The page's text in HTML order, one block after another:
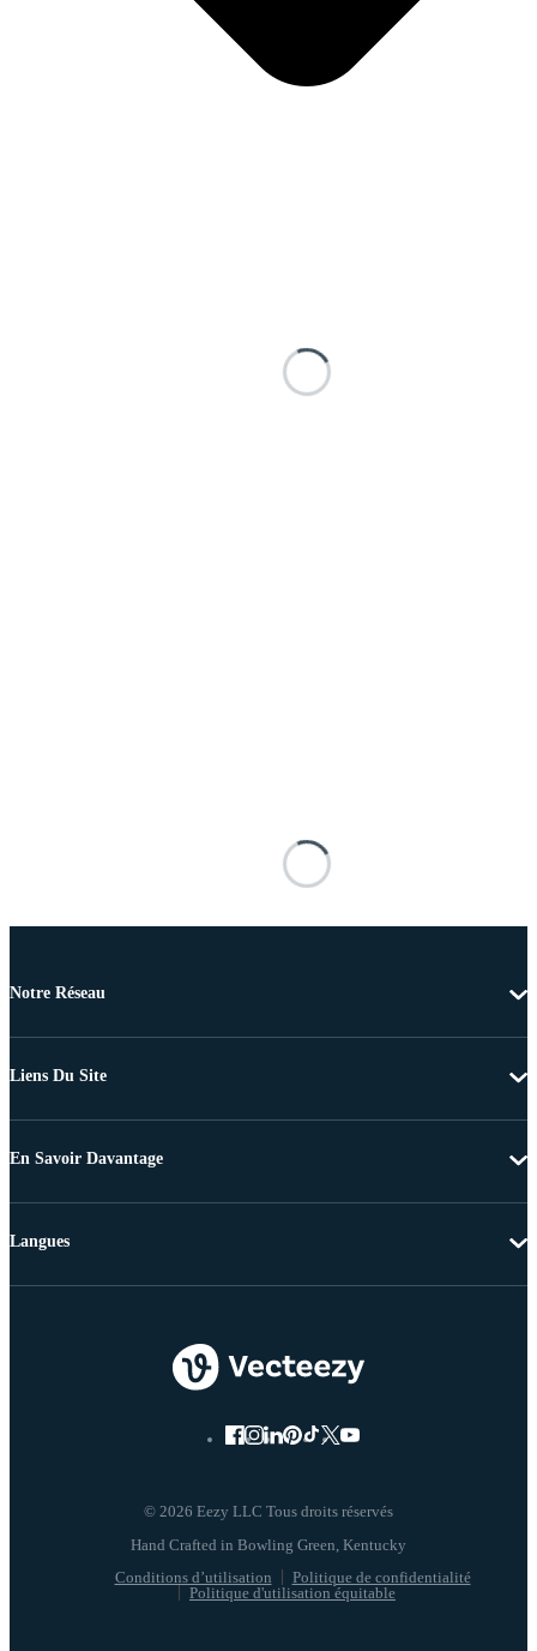
Notre Réseau
Liens Du Site
En Savoir Davantage
© 2026 Eezy LLC Tous droits réservés
Conditions d’utilisation
Politique de confidentialité
Politique d'utilisation équitable
Langues